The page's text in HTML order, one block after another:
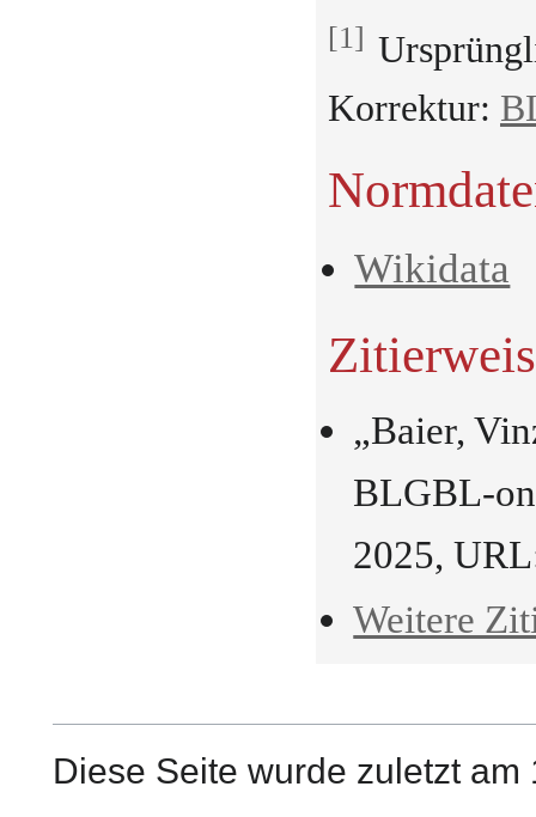
Korrektur:
Wikidata
„Baier,
BLGBL-
2025,
Weitere
Diese Seite wurde zuletzt